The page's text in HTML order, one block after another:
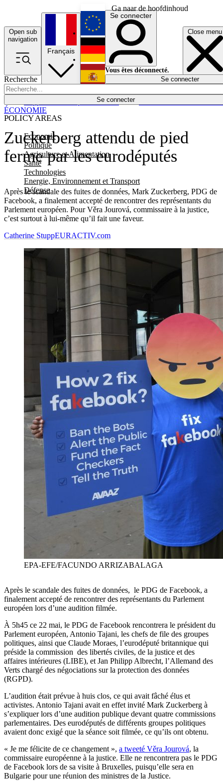
Ga naar de hoofdinhoud
Open sub
navigation
Close menu
Recherche
Se connecter
POLICY AREAS
Economie
Politique
Agriculture et Alimentation
Santé
Technologies
Energie, Environnement et Transport
Défense
Économie
Français
English
Deutsch
Español
Se connecter
Vous êtes déconnecté.
Se connecter
Zuckerberg attendu de pied
ferme par les eurodéputés
Après le scandale des fuites de données, Mark Zuckerberg, PDG de
Facebook, a finalement accepté de rencontrer des représentants du
Parlement européen. Pour Věra Jourová, commissaire à la justice,
c’est surtout à lui-même qu’il fait une faveur.
ÉCONOMIE
Catherine StuppEURACTIV.com
EPA-EFE/FACUNDO ARRIZABALAGA
Après le scandale des fuites de données, le PDG de Facebook, a
finalement accepté de rencontrer des représentants du Parlement
européen lors d’une audition filmée.
À 5h45 ce 22 mai, le PDG de Facebook rencontrera le président du
Parlement européen, Antonio Tajani, les chefs de file des groupes
politiques, ainsi que Claude Moraes, l’eurodéputé britannique qui
préside la commission des libertés civiles, de la justice et des
affaires intérieures (LIBE), et Jan Philipp Albrecht, l’Allemand des
Verts chargé des négociations sur la protection des données
(RGPD).
L’audition était prévue à huis clos, ce qui avait fâché élus et
activistes. Antonio Tajani avait en effet invité Mark Zuckerberg à
s’expliquer lors d’une audition publique devant quatre commissions
parlementaires. Des eurodéputés de différents groupes politiques
avaient donc exigé que la séance soit filmée, ce qu’ils ont obtenu.
« Je me félicite de ce changement », a tweeté Věra Jourová, la
commissaire européenne à la justice. Elle ne rencontrera pas le PDG
de Facebook lors de sa visite à Bruxelles, puisqu’elle sera en
Bulgarie pour une réunion des ministres de la Justice.